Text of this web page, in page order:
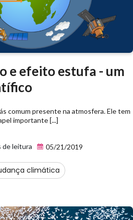
e efeito estufa - um
comum presente na atmosfera. Ele tem
importante [...]
de leitura 05/21/2019
climática